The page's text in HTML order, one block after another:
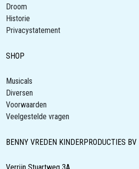
Droom
Historie
Privacystatement
SHOP
Musicals
Diversen
Voorwaarden
Veelgestelde vragen
BENNY VREDEN KINDERPRODUCTIES BV